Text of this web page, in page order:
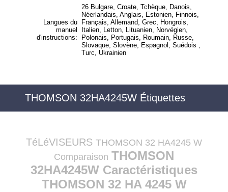
Langues du
manuel
d'instructions:
26 Bulgare, Croate, Tchèque, Danois,
Néerlandais, Anglais, Estonien, Finnois,
Français, Allemand, Grec, Hongrois,
Italien, Letton, Lituanien, Norvégien,
Polonais, Portugais, Roumain, Russe,
Slovaque, Slovène, Espagnol, Suédois ,
Turc, Ukrainien
THOMSON 32HA4245W Étiquettes
TéLéVISEURS THOMSON 32 HA4245 W
Comparaison THOMSON
32HA4245W Caractéristiques
THOMSON 32 HA 4245 W